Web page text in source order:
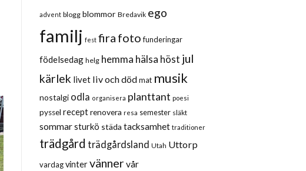
advent blogg blommor Bredavik ego
familj fest fira foto funderingar
födelsedag helg hemma hälsa höst jul
kärlek livet liv och död mat musik
nostalgi odla organisera planttant poesi
pyssel receptrenovera resa semester släkt
sommarsturkö städa tacksamhet traditioner
trädgård trädgårdsland Utah Uttorp
vardag vintervänner vår